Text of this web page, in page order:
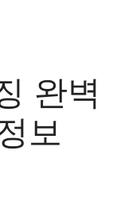
완벽
보